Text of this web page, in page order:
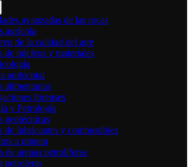
avanzadas de las rocas
agrícola
de la calidad del aire
de núcleos y materiales
ambiental
alimentarias
forenses
y Petrología
geotécnicas
de lubricantes y combustibles
minera
de arenas petrolíferas
petroleras